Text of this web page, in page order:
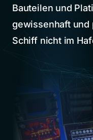
Bauteilen und
gewissenhaft und
Schiff nicht im